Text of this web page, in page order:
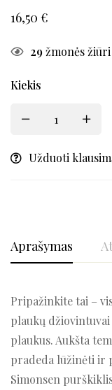
16,50 €
29žmonės
Kiekis
Užduoti
Aprašymas
Pripažinkite tai –
plaukų
plaukus. Aukšta
pradeda lūžinėti ir
Simonsen